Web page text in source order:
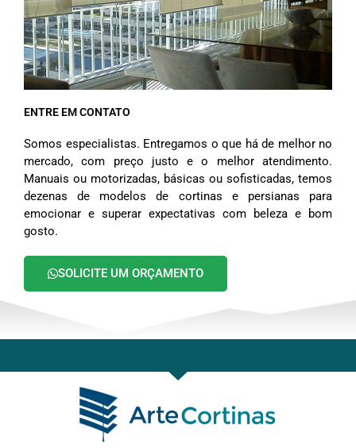
ENTRE EM CONTATO
Somos especialistas. Entregamos o que há de melhor no
mercado, com preço justo e o melhor atendimento.
Manuais ou motorizadas, básicas ou sofisticadas, temos
dezenas de modelos de cortinas e persianas para
emocionar e superar expectativas com beleza e bom
gosto.
SOLICITE UM ORÇAMENTO